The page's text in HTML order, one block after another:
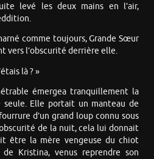
levé les deux mains en l’air,
comme toujours, Grande Sœur
vers l’obscurité derrière elle.
là ? »
émergea tranquillement la
seule. Elle portait un manteau de
d’un grand loup connu sous
de la nuit, cela lui donnait
être la mère vengeuse du chiot
Kristina, venus reprendre son